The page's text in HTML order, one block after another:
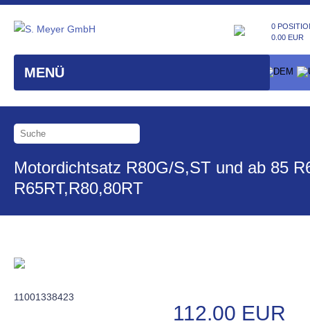
MENÜ
0
0.00 EUR
Motordichtsatz R80G/S,ST und ab 85
R65RT,R80,80RT
11001338423
112.00 EUR